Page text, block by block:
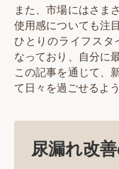
また、市場にはさま
使用感についても注
ひとりのライフスタ
なっており、自分に
この記事を通じて、
て日々を過ごせるよ
尿漏れ改